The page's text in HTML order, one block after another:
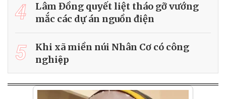
4
Lâm Đồng quyết liệt tháo gỡ vướng
mắc các dự án nguồn điện
5
Khi xã miền núi Nhân Cơ có công
nghiệp